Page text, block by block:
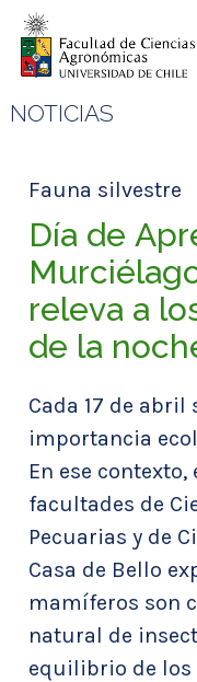
NOTICIAS
Fauna silvestre
Día de
releva a
de la
Cada 17 de abril
importancia
En ese
facultades de
Pecuarias y de
Casa de Bello
mamíferos son
natural de
equilibrio de los